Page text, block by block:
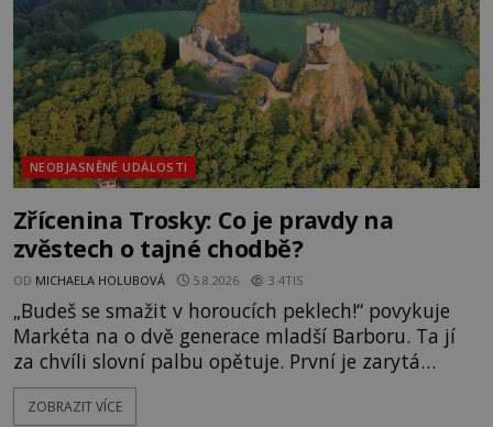
NEOBJASNĚNÉ UDÁLOSTI
Zřícenina Trosky: Co je pravdy na
zvěstech o tajné chodbě?
OD MICHAELA HOLUBOVÁ 5.8.2026 3.4TIS
„Budeš se smažit v horoucích peklech!“ povykuje
Markéta na o dvě generace mladší Barboru. Ta jí
za chvíli slovní palbu opětuje. První je zarytá
katolička, druhá přesvědčená kališnice. A každá z
nich se usídlí na jedné z věží slavného hradu
ZOBRAZIT VÍCE